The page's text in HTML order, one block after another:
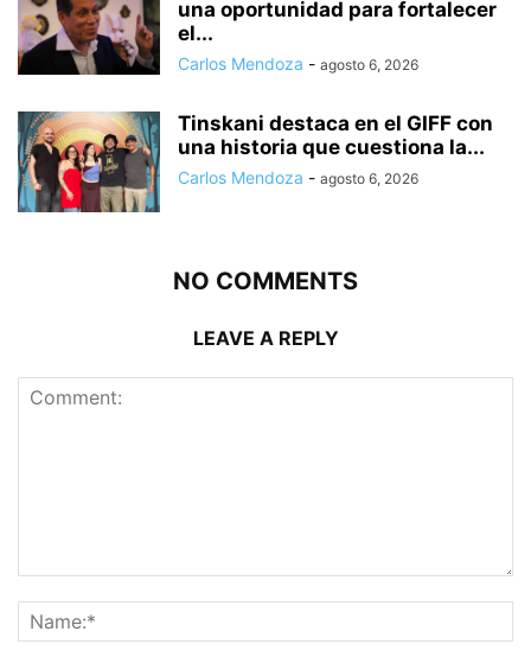
una oportunidad para fortalecer
el...
Carlos Mendoza - agosto 6, 2026
Tinskani destaca en el GIFF con
una historia que cuestiona la...
Carlos Mendoza - agosto 6, 2026
NO COMMENTS
LEAVE A REPLY